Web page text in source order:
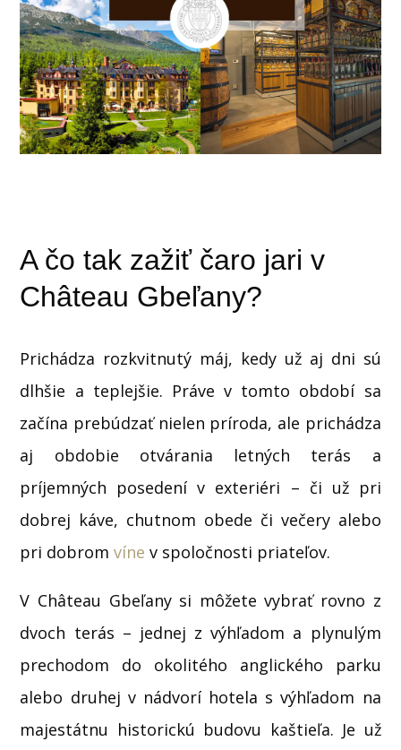
A čo tak zažiť čaro jari v
Château Gbeľany?
Prichádza rozkvitnutý máj, kedy už aj dni sú
dlhšie a teplejšie. Práve v tomto období sa
začína prebúdzať nielen príroda, ale prichádza
aj obdobie otvárania letných terás a
príjemných posedení v exteriéri – či už pri
dobrej káve, chutnom obede či večery alebo
pri dobromvíne v spoločnosti priateľov.
V Château Gbeľany si môžete vybrať rovno z
dvoch terás – jednej z výhľadom a plynulým
prechodom do okolitého anglického parku
alebo druhej v nádvorí hotela s výhľadom na
majestátnu historickú budovu kaštieľa. Je už